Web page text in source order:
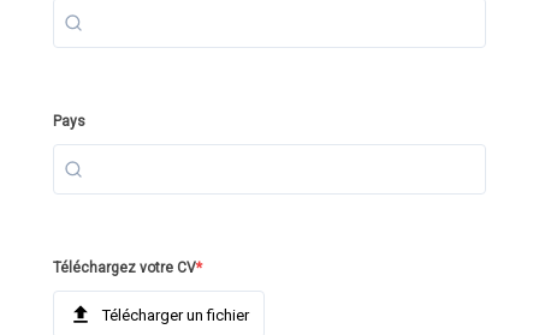
Pays
Téléchargez votre CV*
Télécharger un fichier